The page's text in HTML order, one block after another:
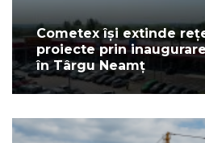
Cometex își extinde
proiecte prin
în Târgu Neamț